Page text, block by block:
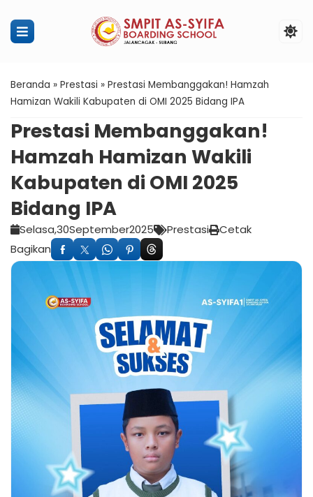
Penerimaan Murid Baru SMPIT
Beranda » Prestasi » Prestasi Membanggakan! Hamzah
Hamizan Wakili Kabupaten di OMI 2025 Bidang IPA
Prestasi Membanggakan!
Hamzah Hamizan Wakili
Kabupaten di OMI 2025
Bidang IPA
Selasa,30September2025 Prestasi
Cetak
Bagikan